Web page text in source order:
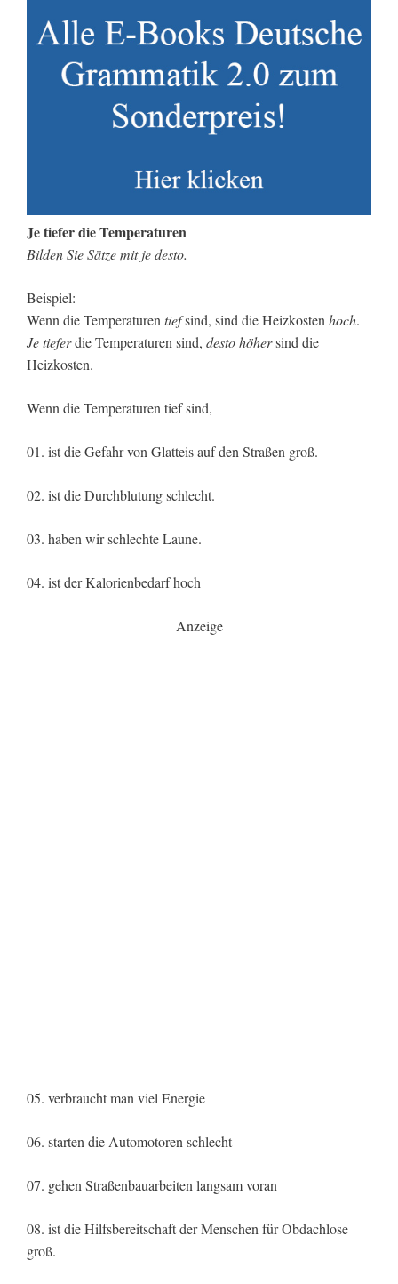
Je tiefer die Temperaturen
Bilden Sie Sätze mit je desto.
Beispiel:
Wenn die Temperaturen tiefsind, sind die Heizkosten hoch.
Je tieferdie Temperaturen sind, desto höhersind die
Heizkosten.
Wenn die Temperaturen tief sind,
01. ist die Gefahr von Glatteis auf den Straßen groß.
02. ist die Durchblutung schlecht.
03. haben wir schlechte Laune.
04. ist der Kalorienbedarf hoch
Anzeige
05. verbraucht man viel Energie
06. starten die Automotoren schlecht
07. gehen Straßenbauarbeiten langsam voran
08. ist die Hilfsbereitschaft der Menschen für Obdachlose
groß.